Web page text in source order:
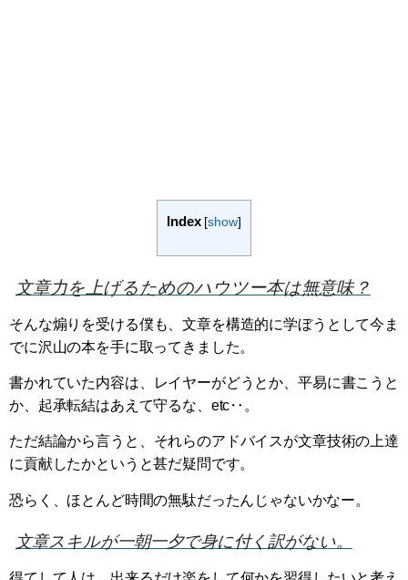
Index [show]
文章力を上げるためのハウツー本は無意味？
そんな煽りを受ける僕も、文章を構造的に学ぼうとして今ま
でに沢山の本を手に取ってきました。
書かれていた内容は、レイヤーがどうとか、平易に書こうと
か、起承転結はあえて守るな、etc‥。
ただ結論から言うと、それらのアドバイスが文章技術の上達
に貢献したかというと甚だ疑問です。
恐らく、ほとんど時間の無駄だったんじゃないかなー。
文章スキルが一朝一夕で身に付く訳がない。